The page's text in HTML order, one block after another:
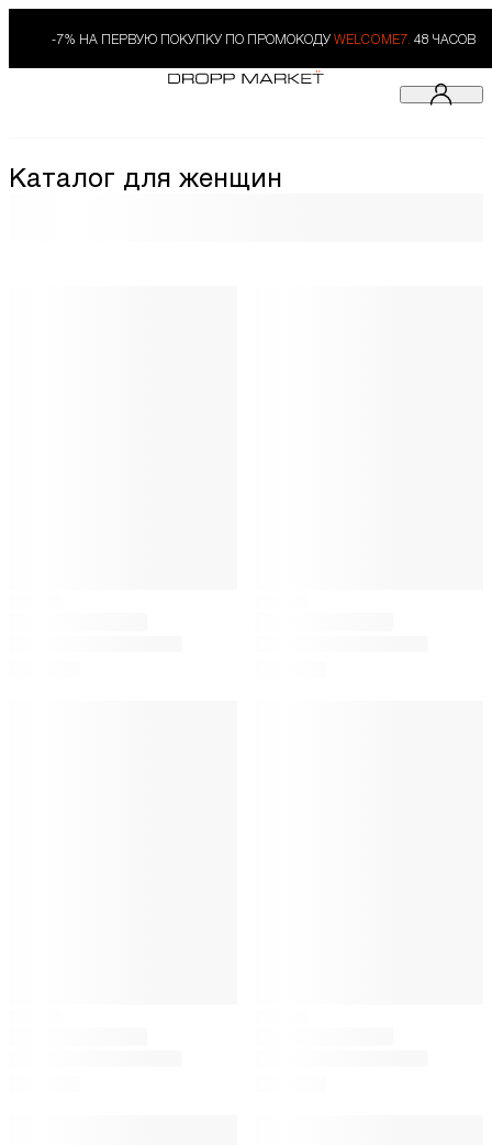
-7% НА ПЕРВУЮ ПОКУПКУ ПО ПРОМОКОДУ WELCOME7. 48 ЧАСОВ
Каталог для женщин